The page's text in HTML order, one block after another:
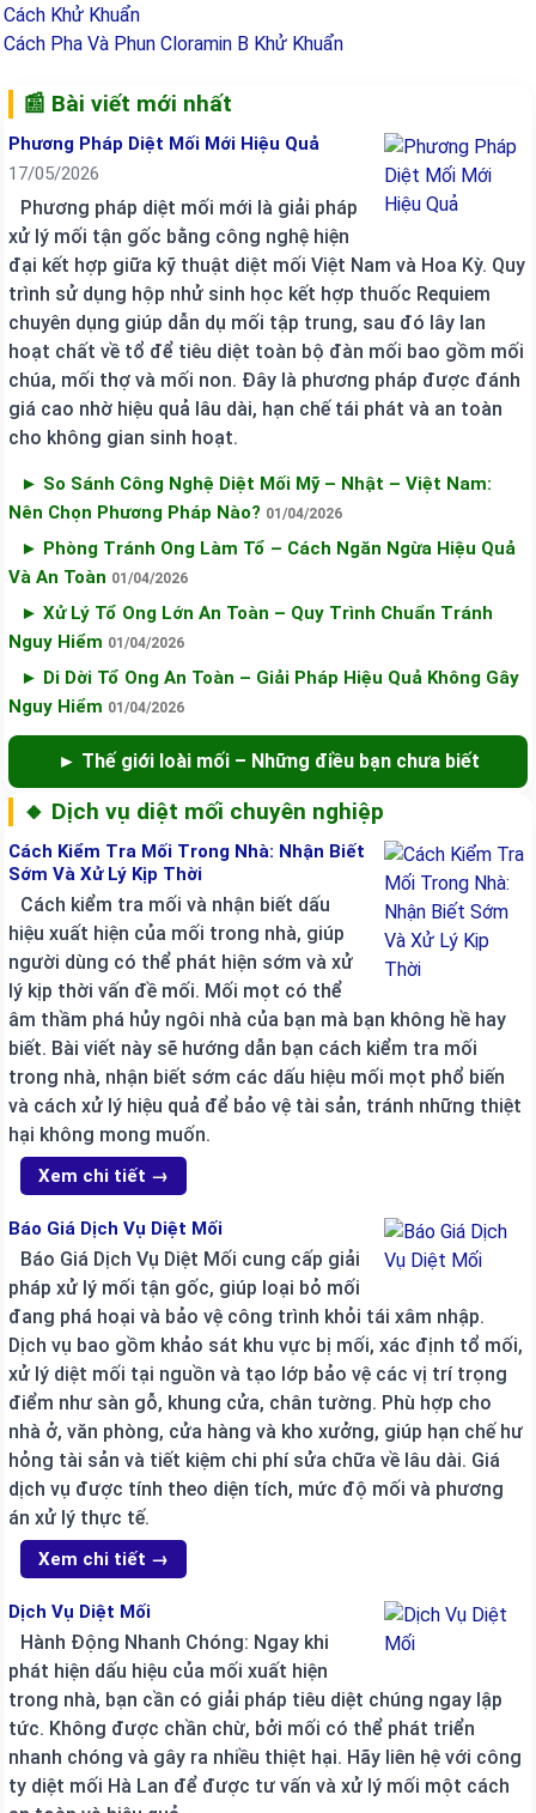
Cách Khử Khuẩn
Cách Pha Và Phun Cloramin B Khử Khuẩn
📰 Bài viết mới nhất
Phương Pháp Diệt Mối Mới Hiệu Quả
17/05/2026
Phương pháp diệt mối mới là giải pháp
xử lý mối tận gốc bằng công nghệ hiện
đại kết hợp giữa kỹ thuật diệt mối Việt Nam và Hoa Kỳ. Quy
trình sử dụng hộp nhử sinh học kết hợp thuốc Requiem
chuyên dụng giúp dẫn dụ mối tập trung, sau đó lây lan
hoạt chất về tổ để tiêu diệt toàn bộ đàn mối bao gồm mối
chúa, mối thợ và mối non. Đây là phương pháp được đánh
giá cao nhờ hiệu quả lâu dài, hạn chế tái phát và an toàn
cho không gian sinh hoạt.
► So Sánh Công Nghệ Diệt Mối Mỹ – Nhật – Việt Nam:
Nên Chọn Phương Pháp Nào? 01/04/2026
► Phòng Tránh Ong Làm Tổ – Cách Ngăn Ngừa Hiệu Quả
Và An Toàn 01/04/2026
► Xử Lý Tổ Ong Lớn An Toàn – Quy Trình Chuẩn Tránh
Nguy Hiểm 01/04/2026
► Di Dời Tổ Ong An Toàn – Giải Pháp Hiệu Quả Không Gây
Nguy Hiểm 01/04/2026
► Thế giới loài mối – Những điều bạn chưa biết
🔸 Dịch vụ diệt mối chuyên nghiệp
Cách Kiểm Tra Mối Trong Nhà: Nhận Biết
Sớm Và Xử Lý Kịp Thời
Cách kiểm tra mối và nhận biết dấu
hiệu xuất hiện của mối trong nhà, giúp
người dùng có thể phát hiện sớm và xử
lý kịp thời vấn đề mối. Mối mọt có thể
âm thầm phá hủy ngôi nhà của bạn mà bạn không hề hay
biết. Bài viết này sẽ hướng dẫn bạn cách kiểm tra mối
trong nhà, nhận biết sớm các dấu hiệu mối mọt phổ biến
và cách xử lý hiệu quả để bảo vệ tài sản, tránh những thiệt
hại không mong muốn.
Xem chi tiết →
Báo Giá Dịch Vụ Diệt Mối
Báo Giá Dịch Vụ Diệt Mối cung cấp giải
pháp xử lý mối tận gốc, giúp loại bỏ mối
đang phá hoại và bảo vệ công trình khỏi tái xâm nhập.
Dịch vụ bao gồm khảo sát khu vực bị mối, xác định tổ mối,
xử lý diệt mối tại nguồn và tạo lớp bảo vệ các vị trí trọng
điểm như sàn gỗ, khung cửa, chân tường. Phù hợp cho
nhà ở, văn phòng, cửa hàng và kho xưởng, giúp hạn chế hư
hỏng tài sản và tiết kiệm chi phí sửa chữa về lâu dài. Giá
dịch vụ được tính theo diện tích, mức độ mối và phương
án xử lý thực tế.
Xem chi tiết →
Dịch Vụ Diệt Mối
Hành Động Nhanh Chóng: Ngay khi
phát hiện dấu hiệu của mối xuất hiện
trong nhà, bạn cần có giải pháp tiêu diệt chúng ngay lập
tức. Không được chần chừ, bởi mối có thể phát triển
nhanh chóng và gây ra nhiều thiệt hại. Hãy liên hệ với công
ty diệt mối Hà Lan để được tư vấn và xử lý mối một cách